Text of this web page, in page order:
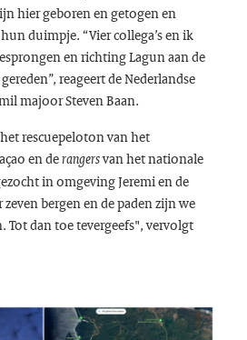
hier geboren en getogen en
duimpje. “Vier collega’s en ik
en richting Lagun aan de
reageert de Nederlandse
majoor Steven Baan.
rescuepeloton van het
en derangersvan het nationale
in omgeving Jeremi en de
zeven bergen en de paden zijn we
Tot dan toe tevergeefs", vervolgt